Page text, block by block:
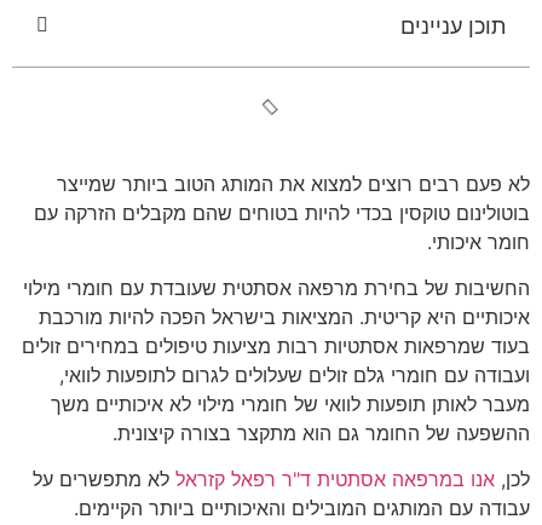
תוכן עניינים
לא פעם רבים רוצים למצוא את המותג הטוב ביותר שמייצר
בוטולינום טוקסין בכדי להיות בטוחים שהם מקבלים הזרקה עם
חומר איכותי.
החשיבות של בחירת מרפאה אסתטית שעובדת עם חומרי מילוי
איכותיים היא קריטית. המציאות בישראל הפכה להיות מורכבת
בעוד שמרפאות אסתטיות רבות מציעות טיפולים במחירים זולים
ועבודה עם חומרי גלם זולים שעלולים לגרום לתופעות לוואי,
מעבר לאותן תופעות לוואי של חומרי מילוי לא איכותיים משך
ההשפעה של החומר גם הוא מתקצר בצורה קיצונית.
לכן, אנו במרפאה אסתטית ד"ר רפאל קזראל לא מתפשרים על
עבודה עם המותגים המובילים והאיכותיים ביותר הקיימים.